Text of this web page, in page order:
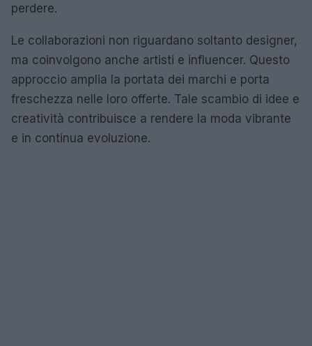
perdere.
Le collaborazioni non riguardano soltanto designer,
ma coinvolgono anche artisti e influencer. Questo
approccio amplia la portata dei marchi e porta
freschezza nelle loro offerte. Tale scambio di idee e
creatività contribuisce a rendere la moda vibrante
e in continua evoluzione.